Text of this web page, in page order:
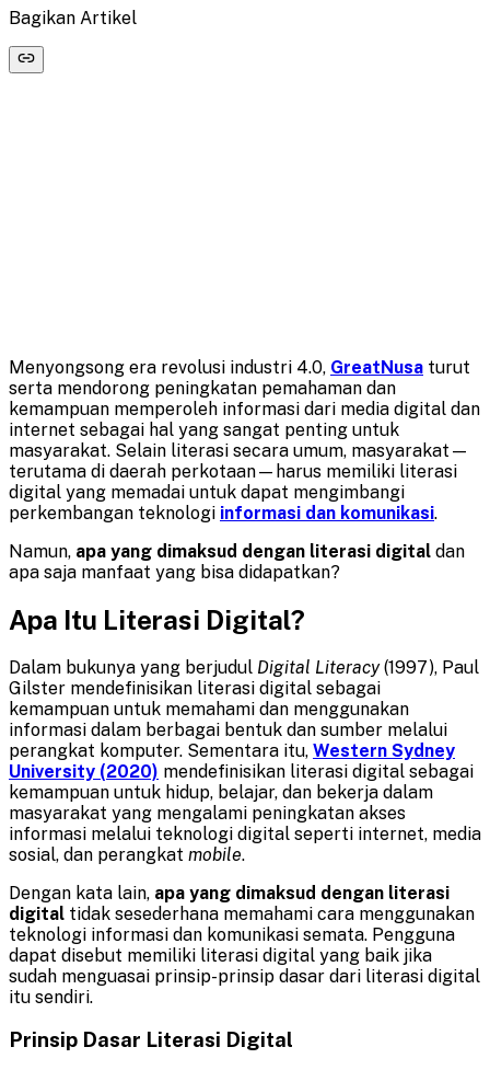
Bagikan Artikel
Menyongsong era revolusi industri 4.0, GreatNusa turut
serta mendorong peningkatan pemahaman dan
kemampuan memperoleh informasi dari media digital dan
internet sebagai hal yang sangat penting untuk
masyarakat. Selain literasi secara umum, masyarakat—
terutama di daerah perkotaan—harus memiliki literasi
digital yang memadai untuk dapat mengimbangi
perkembangan teknologi informasi dan komunikasi.
Namun, apa yang dimaksud dengan literasi digital dan
apa saja manfaat yang bisa didapatkan?
Apa Itu Literasi Digital?
Dalam bukunya yang berjudul Digital Literacy(1997), Paul
Gilster mendefinisikan literasi digital sebagai
kemampuan untuk memahami dan menggunakan
informasi dalam berbagai bentuk dan sumber melalui
perangkat komputer. Sementara itu, Western Sydney
University (2020) mendefinisikan literasi digital sebagai
kemampuan untuk hidup, belajar, dan bekerja dalam
masyarakat yang mengalami peningkatan akses
informasi melalui teknologi digital seperti internet, media
sosial, dan perangkat mobile.
Dengan kata lain, apa yang dimaksud dengan literasi
digital tidak sesederhana memahami cara menggunakan
teknologi informasi dan komunikasi semata. Pengguna
dapat disebut memiliki literasi digital yang baik jika
sudah menguasai prinsip-prinsip dasar dari literasi digital
itu sendiri.
Prinsip Dasar Literasi Digital